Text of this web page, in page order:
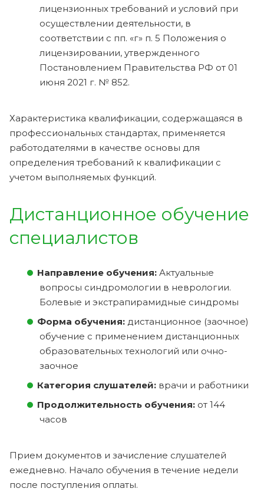
лицензионных требований и условий при
осуществлении деятельности, в
соответствии с пп. «г» п. 5 Положения о
лицензировании, утвержденного
Постановлением Правительства РФ от 01
июня 2021 г. № 852.
Характеристика квалификации, содержащаяся в
профессиональных стандартах, применяется
работодателями в качестве основы для
определения требований к квалификации с
учетом выполняемых функций.
Дистанционное обучение
специалистов
Направление обучения: Актуальные
вопросы синдромологии в неврологии.
Болевые и экстрапирамидные синдромы
Форма обучения: дистанционное (заочное)
обучение с применением дистанционных
образовательных технологий или очно-
заочное
Категория слушателей: врачи и работники
Продолжительность обучения: от 144
часов
Прием документов и зачисление слушателей
ежедневно. Начало обучения в течение недели
после поступления оплаты.